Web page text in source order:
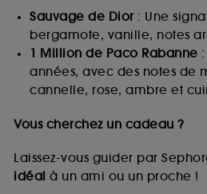
Sauvage de Dior: Une
bergamote, vanille, notes
1 Million de Paco Rabanne
années, avec des notes de
cannelle, rose, ambre et
Vous cherchez un cadeau ?
Laissez-vous guider par
idéal à un ami ou un proche !